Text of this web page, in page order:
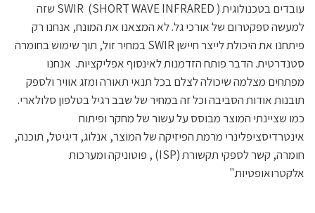
עובדים בטכנולוגית SWIR (SHORT WAVE INFRARED ) שזה
למעשה ספקטרום של אורכי גל. לא המצאנו את המונח, אנחנו רק
פיתחנו את היכולת לייצר חיישן SWIR במחיר זול, תוך שימוש בחומרה
סטנדרטית. הדבר פותח הזדמנות לאינסוף אפליקציות. אנחנו
מפתחים מצלמה שיכולה לצלם בכל תנאי תאורה ומזג אוויר ולספק
תובנות אודות הסביבה וכל זה במחיר של שבב רגיל בטלפון סלולארי.
כמו שציינתי המוצר מבוסס על עשור של מחקר ופיתוח
אינטרדיסציפלינרי מרמת הפיזיקה של המוצר, אנלוג, דיגיטל, תוכנה,
חומרה, קשר לספקי תקשורת (ISP) , פוטוניקה ומערכות
אלקטרואופטיות."